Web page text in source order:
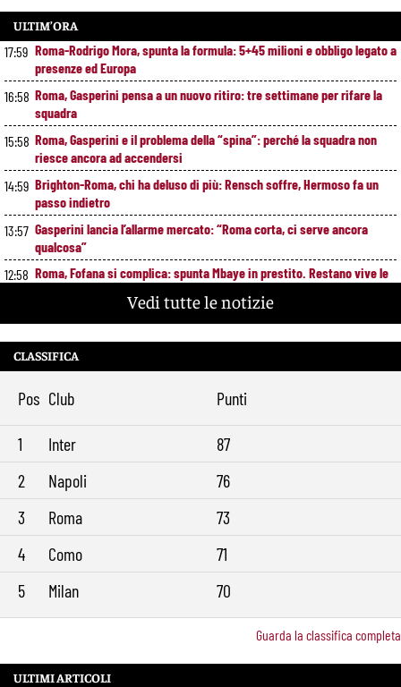
ULTIM’ORA
17:59 Roma-Rodrigo Mora, spunta la formula: 5+45 milioni e obbligo legato a
presenze ed Europa
16:58 Roma, Gasperini pensa a un nuovo ritiro: tre settimane per rifare la
squadra
15:58 Roma, Gasperini e il problema della “spina”: perché la squadra non
riesce ancora ad accendersi
14:59 Brighton-Roma, chi ha deluso di più: Rensch soffre, Hermoso fa un
passo indietro
13:57 Gasperini lancia l’allarme mercato: “Roma corta, ci serve ancora
qualcosa”
12:58 Roma, Fofana si complica: spunta Mbaye in prestito. Restano vive le
10:41 Roma, 11 gol subiti in 4 partite: il dato che preoccupa Gasperini
messaggio sul mercato
Vedi tutte le notizie
CLASSIFICA
Pos Club Punti
1 Inter
87
2
Napoli
76
3
Roma
73
4
Como
71
5
Milan 70
Guarda la classifica completa
ULTIMI ARTICOLI